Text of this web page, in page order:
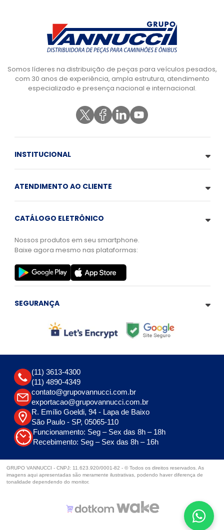
Somos líderes na distribuição de peças para veículos pesados,
com 30 anos de experiência, ampla estrutura, atendimento
especializado e presença nacional e internacional.
INSTITUCIONAL
ATENDIMENTO AO CLIENTE
CATÁLOGO ELETRÔNICO
Nossos produtos em seu smartphone.
Baixe agora mesmo nas plataformas:
SEGURANÇA
(11) 3613-4300
(11) 4890-4349
contato@grupovannucci.com.br
exportacao@grupovannucci.com.br
R. Emílio Goeldi, 94 - Lapa de Baixo
São Paulo - SP, 05065-110
Funcionamento: Seg – Sex das 8h – 18h
Recebimento: Seg – Sex das 8h – 16h
GRUPO VANNUCCI - CNPJ: 11.623.920/0001-82 - © Todos os direitos reservados. As
imagens aqui apresentadas são meramente ilustrativas, podendo haver diferença de
tonalidade dependendo do monitor.